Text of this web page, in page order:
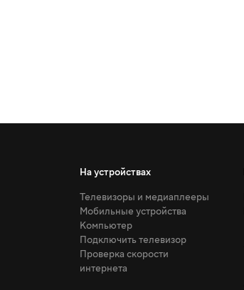
На устройствах
Телевизоры и медиаплееры
Мобильные устройства
Компьютер
Подключить телевизор
Проверка скорости
интернета